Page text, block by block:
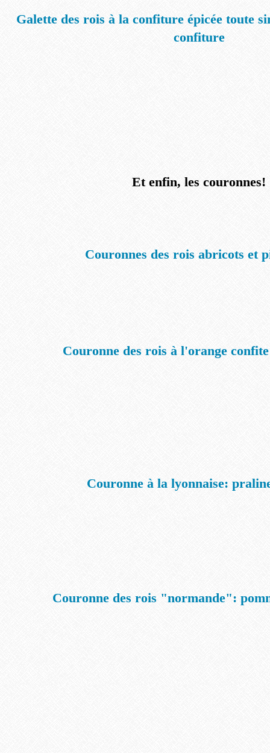
Galette des rois à la confiture épicée toute
confiture
Et enfin, les couronnes!
Couronnes des rois abricots et
Couronne des rois à l'orange
Couronne à la lyonnaise:
Couronne des rois "normande":